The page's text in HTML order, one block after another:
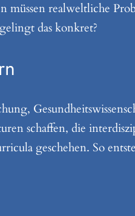
realweltliche
das konkret?
schaffen, die
geschehen. So